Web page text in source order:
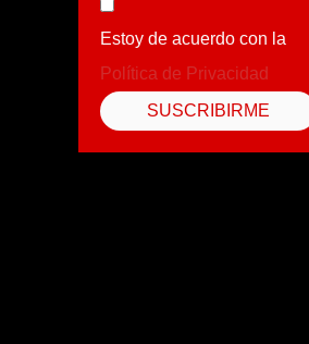
Estoy de acuerdo con la
Política de Privacidad